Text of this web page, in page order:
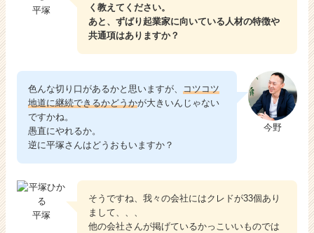
平塚
く教えてください。
あと、ずばり起業家に向いている人材の特徴や
共通項はありますか？
今野
色んな切り口があるかと思いますが、 コツコツ
地道に継続できるかどうかが大きいんじゃない
ですかね。
愚直にやれるか。
逆に平塚さんはどうおもいますか？
平塚
そうですね、我々の会社にはクレドが33個あり
まして、、、
他の会社さんが掲げているかっこいいものでは